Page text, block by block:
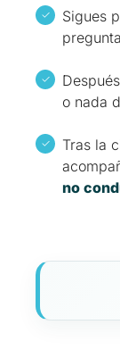
Sigues
o nada
Tras la
no